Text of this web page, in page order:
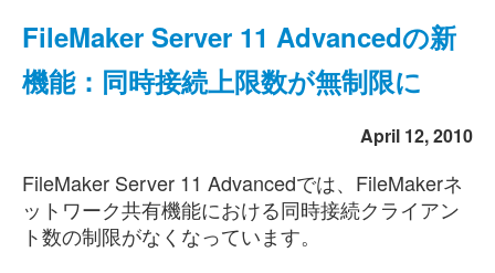
FileMaker Server 11 Advancedの新
機能：同時接続上限数が無制限に
April 12, 2010
FileMaker Server 11 Advancedでは、FileMakerネ
ットワーク共有機能における同時接続クライアン
ト数の制限がなくなっています。